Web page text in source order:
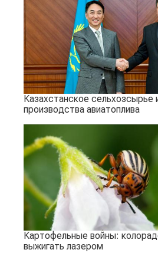
Казахстанское сельхозсырье
производства авиатоплива
Картофельные войны:
выжигать лазером